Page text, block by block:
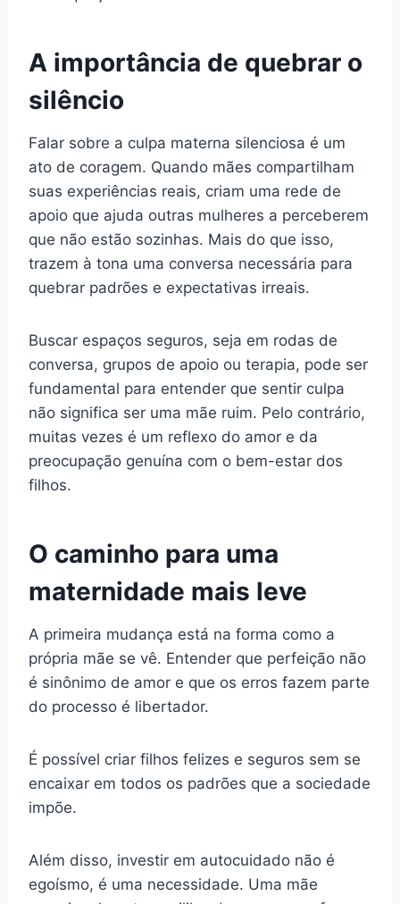
A importância de quebrar o
silêncio
Falar sobre a culpa materna silenciosa é um
ato de coragem. Quando mães compartilham
suas experiências reais, criam uma rede de
apoio que ajuda outras mulheres a perceberem
que não estão sozinhas. Mais do que isso,
trazem à tona uma conversa necessária para
quebrar padrões e expectativas irreais.
Buscar espaços seguros, seja em rodas de
conversa, grupos de apoio ou terapia, pode ser
fundamental para entender que sentir culpa
não significa ser uma mãe ruim. Pelo contrário,
muitas vezes é um reflexo do amor e da
preocupação genuína com o bem-estar dos
filhos.
O caminho para uma
maternidade mais leve
A primeira mudança está na forma como a
própria mãe se vê. Entender que perfeição não
é sinônimo de amor e que os erros fazem parte
do processo é libertador.
É possível criar filhos felizes e seguros sem se
encaixar em todos os padrões que a sociedade
impõe.
Além disso, investir em autocuidado não é
egoísmo, é uma necessidade. Uma mãe